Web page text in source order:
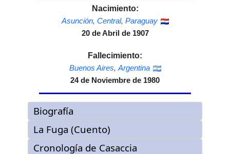
Nacimiento:
Asunción, Central, Paraguay
20 de Abril de 1907
Fallecimiento:
Buenos Aires, Argentina
24 de Noviembre de 1980